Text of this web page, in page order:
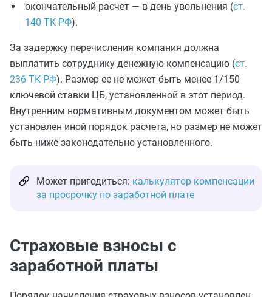
окончательный расчет — в день увольнения (ст.
140 ТК РФ).
За задержку перечисления компания должна
выплатить сотруднику денежную компенсацию (ст.
236 ТК РФ). Размер ее не может быть менее 1/150
ключевой ставки ЦБ, установленной в этот период.
Внутренним нормативным документом может быть
установлен иной порядок расчета, но размер не может
быть ниже законодательно установленного.
Может пригодиться: калькулятор компенсации
за просрочку по заработной плате
Страховые взносы с
заработной платы